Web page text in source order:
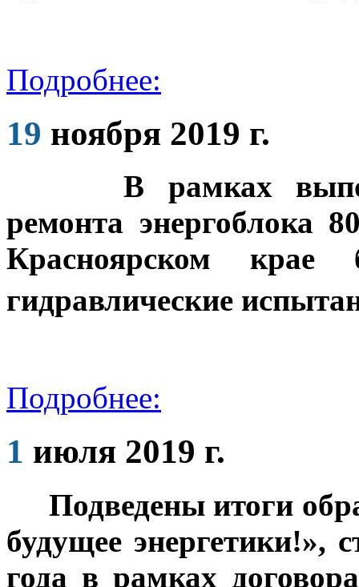
Подробнее:
19 ноября 2019 г.
В рамках
ремонта энергоблока
Красноярском крае
гидравлические
Подробнее:
1 июля 2019 г.
Подведены итоги
будущее энергетики!»,
года в рамках